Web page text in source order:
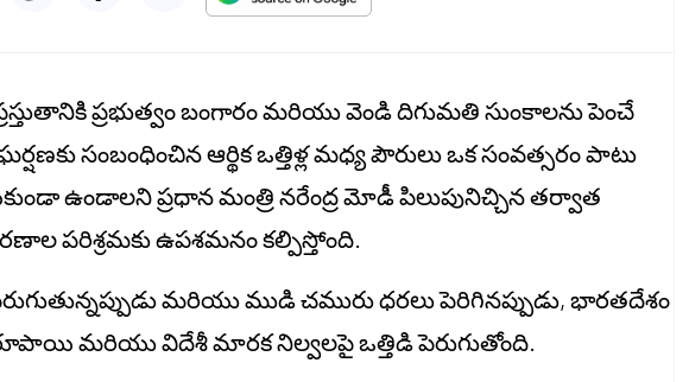
ప్రభుత్వం బంగారం మరియు వెండి దిగుమతి సుంకాలను పెంచే
సంబంధించిన ఆర్థిక ఒత్తిళ్ల మధ్య పౌరులు ఒక సంవత్సరం పాటు
ఉండాలని ప్రధాన మంత్రి నరేంద్ర మోడీ పిలుపునిచ్చిన తర్వాత
పరిశ్రమకు ఉపశమనం కల్పిస్తోంది.
మరియు ముడి చమురు ధరలు పెరిగినప్పుడు, భారతదేశం
మరియు విదేశీ మారక నిల్వలపై ఒత్తిడి పెరుగుతోంది.